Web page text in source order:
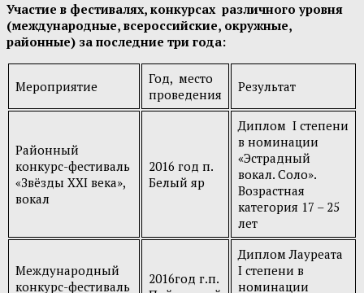
Участие в фестивалях, конкурсах различного уровня
(международные, всероссийские, окружные,
районные) за последние три года:
Мероприятие
Год, место
проведения
Результат
Районный
конкурс-фестиваль
«Звёзды XXI века»,
вокал
2016 год п.
Белый яр
Диплом I степени
в номинации
«Эстрадный
вокал. Соло».
Возрастная
категория 17 – 25
лет
Международный
конкурс-фестиваль
2016год г.п.
Диплом Лауреата
I степени в
номинации